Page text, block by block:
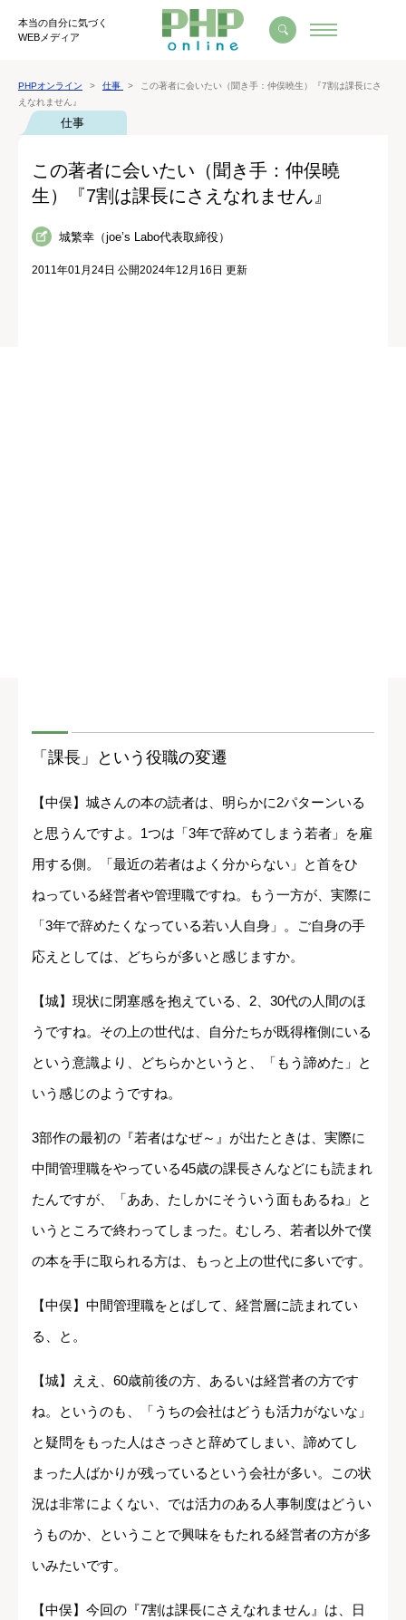
本当の自分に気づく
WEBメディア
PHPオンライン 仕事
この著者に会いたい（聞き手：仲俣曉生）『7割は課長にさ
えなれません』
仕事
この著者に会いたい（聞き手：仲俣曉
生）『7割は課長にさえなれません』
城繁幸（joe’s Labo代表取締役）
2011年01月24日 公開2024年12月16日 更新
「課長」という役職の変遷
【中俣】城さんの本の読者は、明らかに2パターンいる
と思うんですよ。1つは「3年で辞めてしまう若者」を雇
用する側。「最近の若者はよく分からない」と首をひ
ねっている経営者や管理職ですね。もう一方が、実際に
「3年で辞めたくなっている若い人自身」。ご自身の手
応えとしては、どちらが多いと感じますか。
【城】現状に閉塞感を抱えている、2、30代の人間のほ
うですね。その上の世代は、自分たちが既得権側にいる
という意識より、どちらかというと、「もう諦めた」と
いう感じのようですね。
3部作の最初の『若者はなぜ～』が出たときは、実際に
中間管理職をやっている45歳の課長さんなどにも読まれ
たんですが、「ああ、たしかにそういう面もあるね」と
いうところで終わってしまった。むしろ、若者以外で僕
の本を手に取られる方は、もっと上の世代に多いです。
【中俣】中間管理職をとばして、経営層に読まれてい
る、と。
【城】ええ、60歳前後の方、あるいは経営者の方です
ね。というのも、「うちの会社はどうも活力がないな」
と疑問をもった人はさっさと辞めてしまい、諦めてし
まった人ばかりが残っているという会社が多い。この状
況は非常によくない、では活力のある人事制度はどうい
うものか、ということで興味をもたれる経営者の方が多
いみたいです。
【中俣】今回の『7割は課長にさえなれません』は、日